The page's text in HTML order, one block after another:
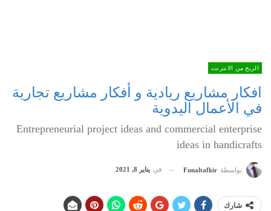
الربح من الانترنت
افكار مشاريع ريادية و أفكار مشاريع تجارية
في الأعمال اليدوية
Entrepreneurial project ideas and commercial enterprise
ideas in handicrafts
بواسطة Funaltafkir في يناير 8, 2021
شارك